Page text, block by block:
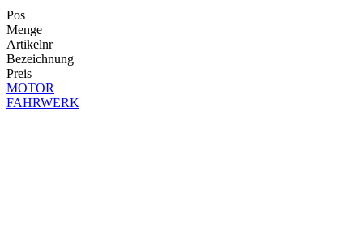
Pos
Menge
Artikelnr
Bezeichnung
Preis
MOTOR
FAHRWERK